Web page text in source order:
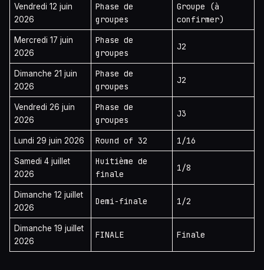
Vendredi 12 juin
2026
Phase de
groupes
Groupe (à
confirmer)
Mercredi 17 juin
2026
Phase de
groupes
J2
Dimanche 21 juin
2026
Phase de
groupes
J2
Vendredi 26 juin
2026
Phase de
groupes
J3
Lundi 29 juin 2026 Round of 32 1/16
Samedi 4 juillet
2026
Huitième de
finale
1/8
Dimanche 12 juillet
2026
Demi-finale 1/2
Dimanche 19 juillet
2026
FINALE Finale